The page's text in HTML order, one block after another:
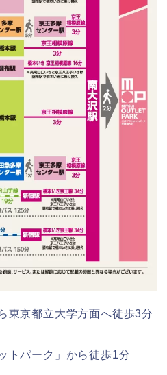
東京都立大学方面へ徒歩3分
トパーク」から徒歩1分